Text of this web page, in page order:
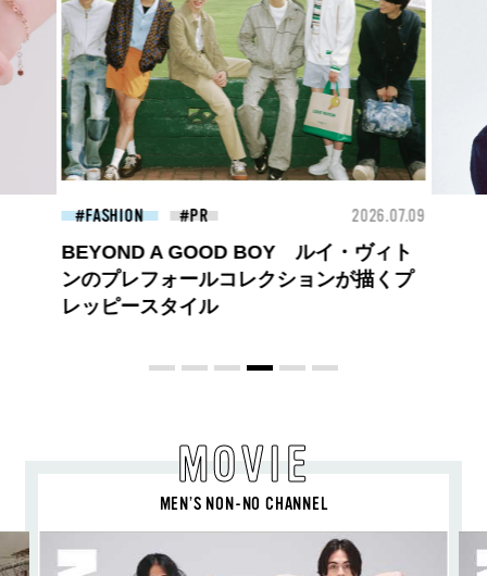
FASHION 2026.07.09
【PRADA × NI-KI(ENHYPEN)】時をかけ
る、ニューモード
MOVIE
MEN’S NON-NO CHANNEL